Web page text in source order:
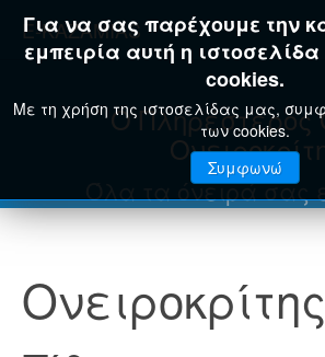
E-KAZAMIAS
Για να σας παρέχουμε την
εμπειρία αυτή η
cookies.
Με τη χρήση της ιστοσελίδας μας,
των cookies.
Συμφωνώ
Ο Πληρέστερος
Όλα τα όνειρά σας